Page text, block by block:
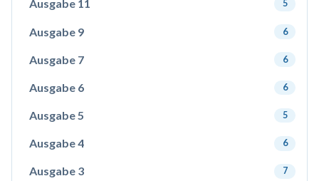
Ausgabe 11 5
Ausgabe 9 6
Ausgabe 7 6
Ausgabe 6 6
Ausgabe 5 5
Ausgabe 4 6
Ausgabe 3 7